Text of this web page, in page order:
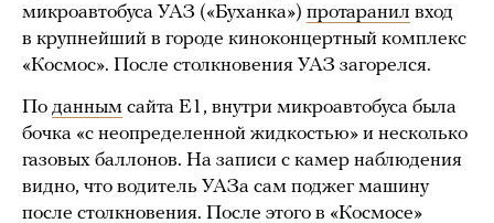
микроавтобуса УАЗ («Буханка») протаранил вход
в крупнейший в городе киноконцертный комплекс
«Космос». После столкновения УАЗ загорелся.
По данным сайта E1, внутри микроавтобуса была
бочка «с неопределенной жидкостью» и несколько
газовых баллонов. На записи с камер наблюдения
видно, что водитель УАЗа сам поджег машину
после столкновения. После этого в «Космосе»